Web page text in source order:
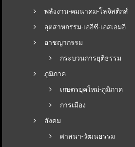
พลังงาน-คมนาคม-โลจิสติกส์
อุตสาหกรรม-เออีซี-เอสเอมอี
อาชญากรรม
กระบวนการยุติธรรม
ภูมิภาค
เกษตรยุคใหม่-ภูมิภาค
การเมือง
สังคม
ศาสนา-วัฒนธรรม